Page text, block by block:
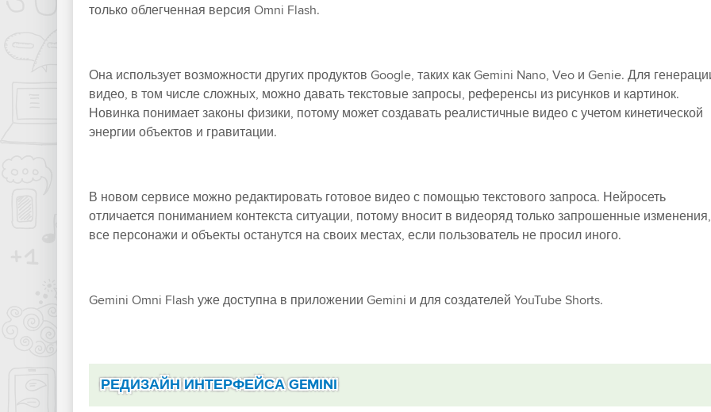
только облегченная версия Omni Flash.
Она использует возможности других продуктов Google, таких как Gemini Nano, Veo и Genie. Для
видео, в том числе сложных, можно давать текстовые запросы, референсы из рисунков и картинок.
Новинка понимает законы физики, потому может создавать реалистичные видео с учетом кинетической
энергии объектов и гравитации.
В новом сервисе можно редактировать готовое видео с помощью текстового запроса. Нейросеть
отличается пониманием контекста ситуации, потому вносит в видеоряд только запрошенные
все персонажи и объекты останутся на своих местах, если пользователь не просил иного.
Gemini Omni Flash уже доступна в приложении Gemini и для создателей YouTube Shorts.
РЕДИЗАЙН ИНТЕРФЕЙСА GEMINI